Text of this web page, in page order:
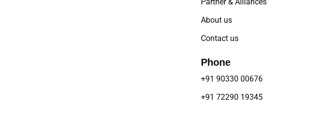
About us
Contact us
Phone
+91 90330 00676
+91 72290 19345